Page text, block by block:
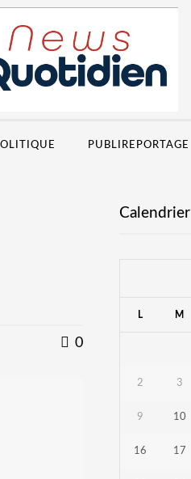
PUBLIREPORTAGE
0
Calendrier
L M
2 3
9 10
16 17